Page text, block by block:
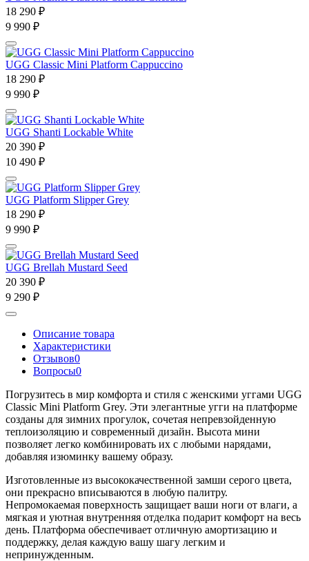
18 290 ₽
9 990 ₽
UGG Classic Mini Platform Cappuccino
18 290 ₽
9 990 ₽
UGG Shanti Lockable White
20 390 ₽
10 490 ₽
UGG Platform Slipper Grey
18 290 ₽
9 990 ₽
UGG Brellah Mustard Seed
20 390 ₽
9 290 ₽
Описание товара
Характеристики
Отзывов0
Вопросы0
Погрузитесь в мир комфорта и стиля с женскими уггами UGG
Classic Mini Platform Grey. Эти элегантные угги на платформе
созданы для зимних прогулок, сочетая непревзойденную
теплоизоляцию и современный дизайн. Высота мини
позволяет легко комбинировать их с любыми нарядами,
добавляя изюминку вашему образу.
Изготовленные из высококачественной замши серого цвета,
они прекрасно вписываются в любую палитру.
Непромокаемая поверхность защищает ваши ноги от влаги, а
мягкая и уютная внутренняя отделка подарит комфорт на весь
день. Платформа обеспечивает отличную амортизацию и
поддержку, делая каждую вашу шагу легким и
непринужденным.